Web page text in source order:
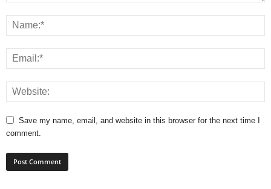
Save my name, email, and website in this browser for the next time I
comment.